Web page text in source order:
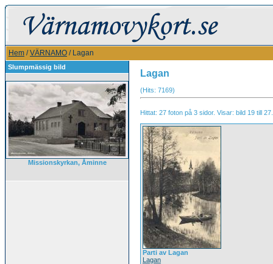
Hem /VÄRNAMO / Lagan
Slumpmässig bild
Missionskyrkan, Åminne
Lagan
(Hits: 7169)
Hittat: 27 foton på 3 sidor. Visar: bild 19 till 27.
Parti av Lagan
Lagan